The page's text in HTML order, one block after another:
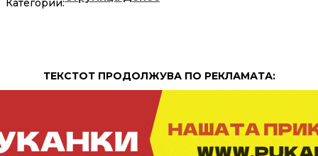
Категории:
ТЕКСТОТ ПРОДОЛЖУВА ПО РЕКЛАМАТА: